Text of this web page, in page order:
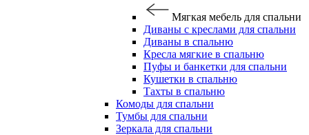
Мягкая мебель для спальни
Диваны с креслами для спальни
Диваны в спальню
Кресла мягкие в спальню
Пуфы и банкетки для спальни
Кушетки в спальню
Тахты в спальню
Комоды для спальни
Тумбы для спальни
Зеркала для спальни